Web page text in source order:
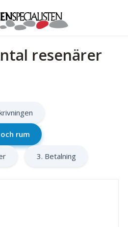
resenärer
rum
3. Betalning